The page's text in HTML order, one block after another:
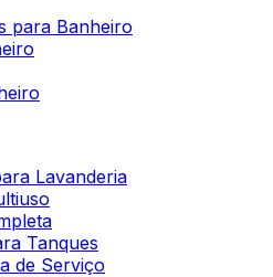
para Banheiro
Lavanderia
Tanques
de Serviço